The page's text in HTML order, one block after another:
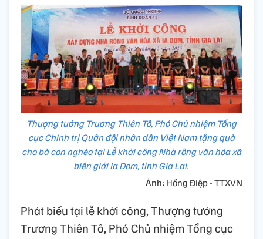
Thượng tướng Trương Thiên Tô, Phó Chủ nhiệm Tổng
cục Chính trị Quân đội nhân dân Việt Nam tặng quà
cho bà con nghèo tại Lễ khởi công Nhà rông văn hóa xã
biên giới Ia Dom, tỉnh Gia Lai.
Ảnh: Hồng Điệp - TTXVN
Phát biểu tại lễ khởi công, Thượng tướng
Trương Thiên Tô, Phó Chủ nhiệm Tổng cục